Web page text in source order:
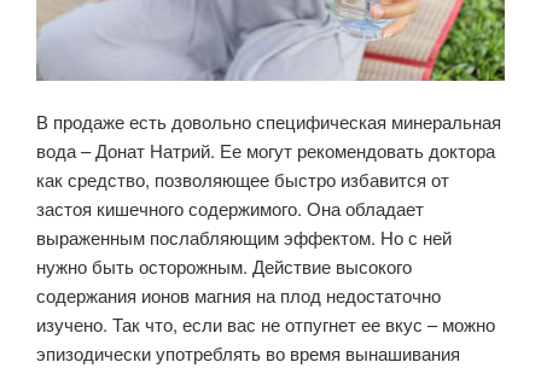
В продаже есть довольно специфическая минеральная
вода – Донат Натрий. Ее могут рекомендовать доктора
как средство, позволяющее быстро избавится от
застоя кишечного содержимого. Она обладает
выраженным послабляющим эффектом. Но с ней
нужно быть осторожным. Действие высокого
содержания ионов магния на плод недостаточно
изучено. Так что, если вас не отпугнет ее вкус – можно
эпизодически употреблять во время вынашивания